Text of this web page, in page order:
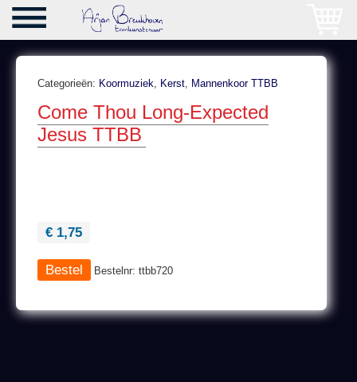
Categorieën: Koormuziek, Kerst, Mannenkoor TTBB
Come Thou Long-Expected
Jesus TTBB
€ 1,75
Bestelnr: ttbb720